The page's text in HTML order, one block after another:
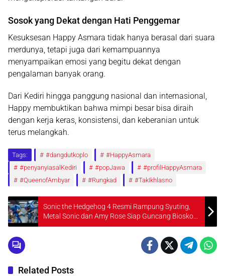
Sosok yang Dekat dengan Hati Penggemar
Kesuksesan Happy Asmara tidak hanya berasal dari suara
merdunya, tetapi juga dari kemampuannya
menyampaikan emosi yang begitu dekat dengan
pengalaman banyak orang.
Dari Kediri hingga panggung nasional dan internasional,
Happy membuktikan bahwa mimpi besar bisa diraih
dengan kerja keras, konsistensi, dan keberanian untuk
terus melangkah.
Tags: #dangdutkoplo
#HappyAsmara
#penyanyiasalKediri
#popJawa
#profilHappyAsmara
#QueenofAmbyar
#Rungkad #TakIkhlasno
Sonic the Hedgehog 4 Resmi Rampung Syuting,
Metal Sonic dan Amy Rose Siap Guncang Bioskop
pada 2027
Related Posts